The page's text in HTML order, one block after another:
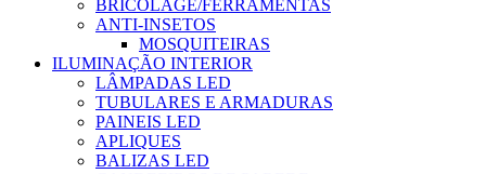
BRICOLAGE/FERRAMENTAS
ANTI-INSETOS
MOSQUITEIRAS
ILUMINAÇÃO INTERIOR
LÂMPADAS LED
TUBULARES E ARMADURAS
PAINEIS LED
APLIQUES
BALIZAS LED